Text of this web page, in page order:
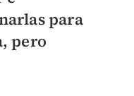
para
pero